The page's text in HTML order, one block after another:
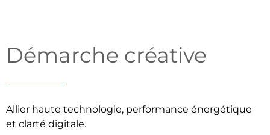
Démarche créative
Allier haute technologie, performance énergétique
et clarté digitale.